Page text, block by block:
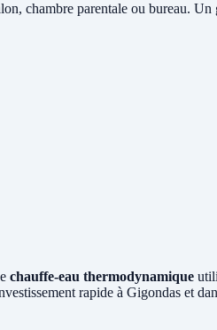
chambre parentale ou bureau.
chauffe-eau thermodynamique
rapide à Gigondas et